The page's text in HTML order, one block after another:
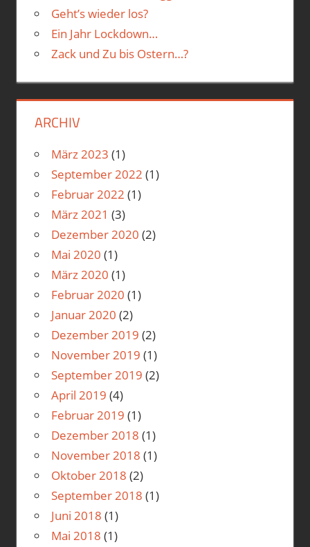
Geht’s wieder los?
Ein Jahr Lockdown…
Zack und Zu bis Ostern…?
ARCHIV
März 2023 (1)
September 2022 (1)
Februar 2022 (1)
März 2021 (3)
Dezember 2020 (2)
Mai 2020 (1)
März 2020 (1)
Februar 2020 (1)
Januar 2020 (2)
Dezember 2019 (2)
November 2019 (1)
September 2019 (2)
April 2019 (4)
Februar 2019 (1)
Dezember 2018 (1)
November 2018 (1)
Oktober 2018 (2)
September 2018 (1)
Juni 2018 (1)
Mai 2018 (1)